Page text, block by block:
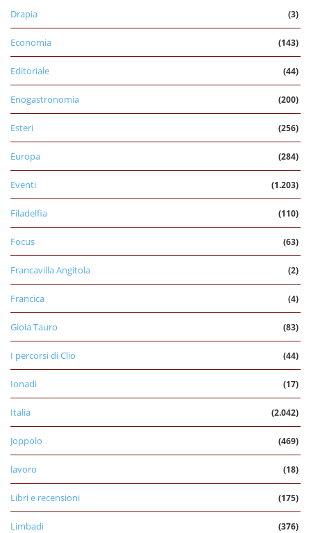
Drapia (3)
Economia (143)
Editoriale (44)
Enogastronomia (200)
Esteri (256)
Europa (284)
Eventi (1.203)
Filadelfia (110)
Focus (63)
Francavilla Angitola (2)
Francica (4)
Gioia Tauro (83)
I percorsi di Clio (44)
Ionadi (17)
Italia (2.042)
Joppolo (469)
lavoro (18)
Libri e recensioni (175)
Limbadi (376)